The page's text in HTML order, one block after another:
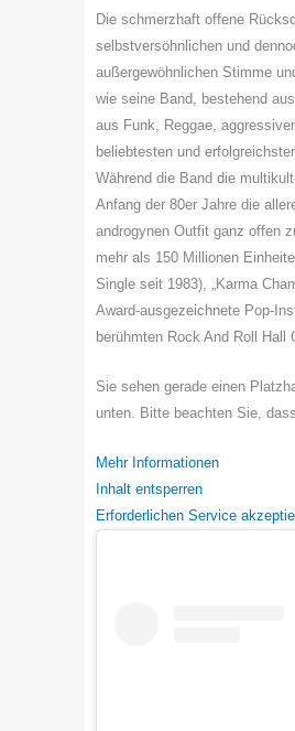
Die schmerzhaft offene
selbstversöhnlichen und
außergewöhnlichen Stimme
wie seine Band, bestehend
aus Funk, Reggae,
beliebtesten und
Während die Band die
Anfang der 80er Jahre die
androgynen Outfit ganz offen
mehr als 150 Millionen
Single seit 1983), „Karma
Award-ausgezeichnete Pop-
berühmten Rock And Roll
Sie sehen gerade einen
unten. Bitte beachten Sie,
Mehr Informationen
Inhalt entsperren
Erforderlichen Service